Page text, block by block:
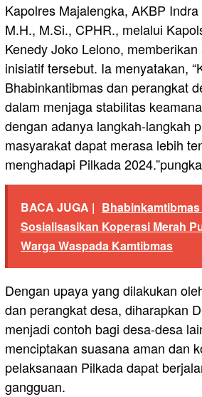
Kapolres Majalengka, AKBP
M.H., M.Si., CPHR., melalui
Kenedy Joko Lelono,
inisiatif tersebut. Ia menyatakan,
Bhabinkantibmas dan perangkat
dalam menjaga stabilitas
dengan adanya langkah-langkah
masyarakat dapat merasa lebih
menghadapi Pilkada
BACA JUGA |
Sosialisasikan Koperasi Merah
Warga Waspada Kamtibmas
Dengan upaya yang dilakukan
dan perangkat desa, diharapkan
menjadi contoh bagi desa-desa
menciptakan suasana aman dan
pelaksanaan Pilkada dapat
gangguan.